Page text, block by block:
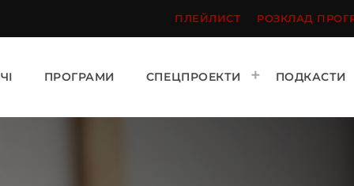
ПЛЕЙЛИСТ РОЗКЛАД
ПРОГРАМИ СПЕЦПРОЕКТИ ПОДКАСТИ